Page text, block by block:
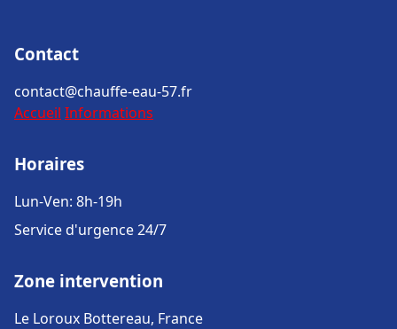
Contact
contact@chauffe-eau-57.fr
Accueil Informations
Horaires
Lun-Ven: 8h-19h
Service d'urgence 24/7
Zone intervention
Le Loroux Bottereau, France